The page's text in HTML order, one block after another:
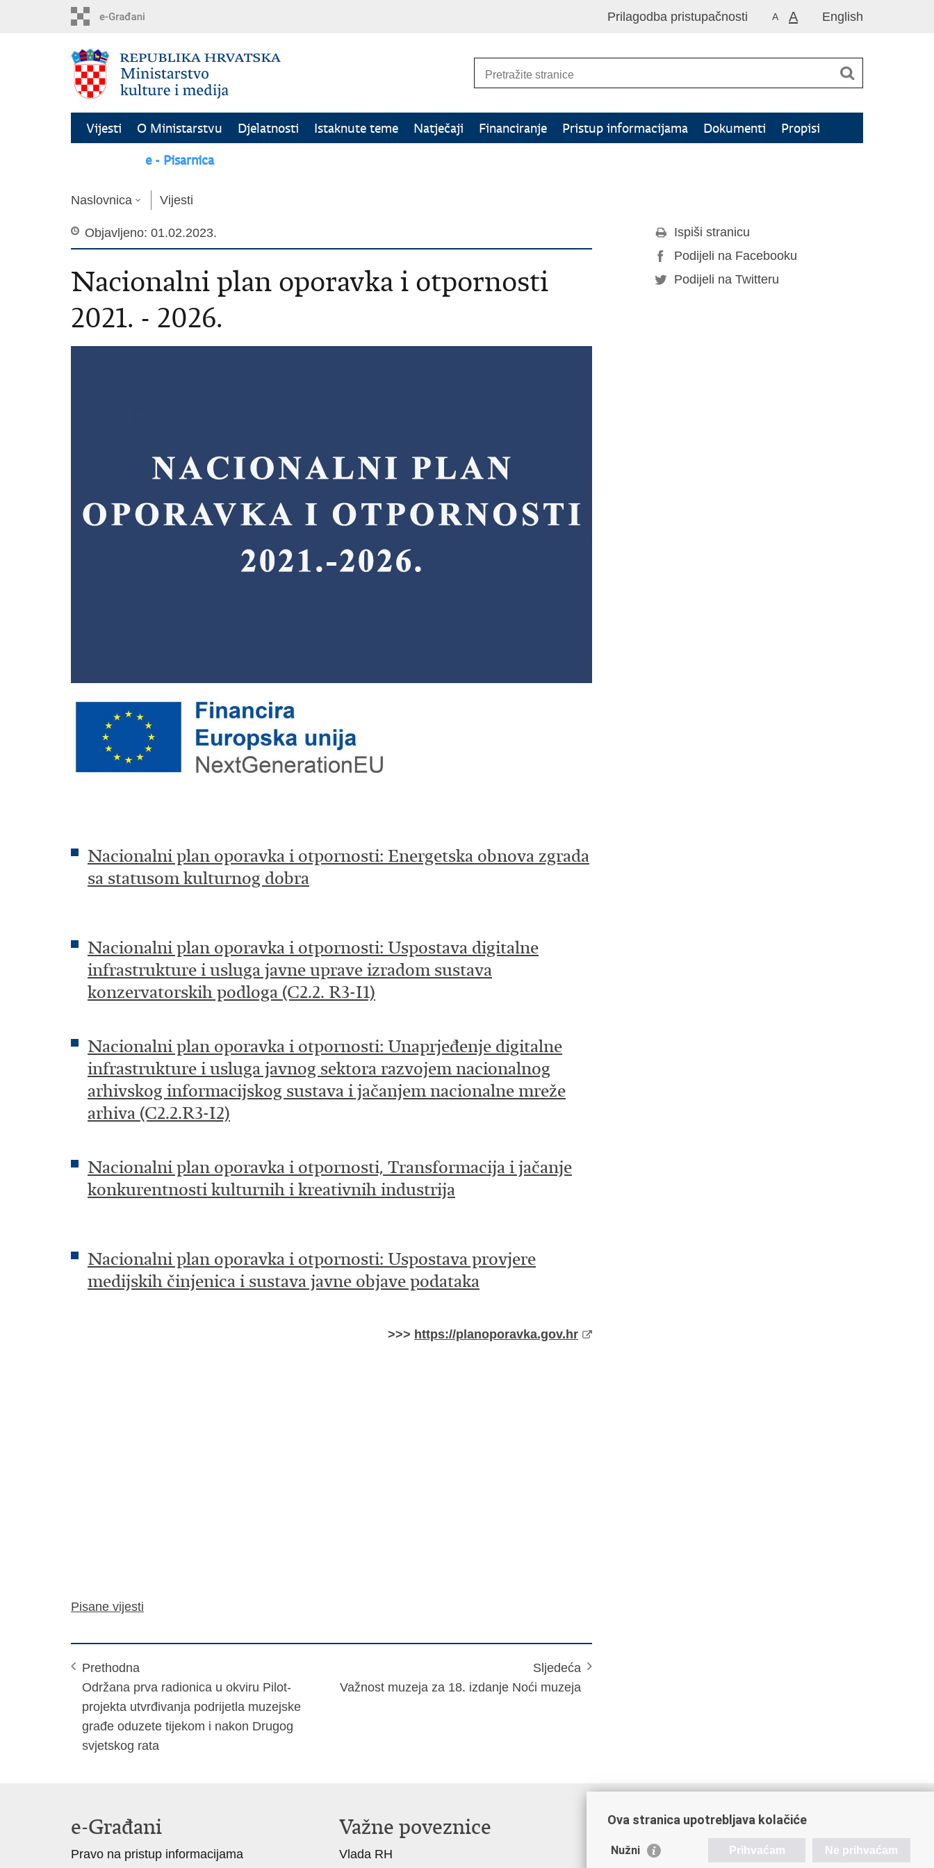
English
A A
Prilagodba pristupačnosti
Vijesti O Ministarstvu Djelatnosti Istaknute teme Natječaji Financiranje Pristup informacijama Dokumenti
Propisi
e - Pisarnica
Naslovnica Vijesti
Objavljeno: 01.02.2023.
Nacionalni plan oporavka i otpornosti
2021. - 2026.
Nacionalni plan oporavka i otpornosti: Energetska obnova zgrada
sa statusom kulturnog dobra
Nacionalni plan oporavka i otpornosti: Uspostava digitalne
infrastrukture i usluga javne uprave izradom sustava
konzervatorskih podloga (C2.2. R3-I1)
Nacionalni plan oporavka i otpornosti: Unaprjeđenje digitalne
infrastrukture i usluga javnog sektora razvojem nacionalnog
arhivskog informacijskog sustava i jačanjem nacionalne mreže
arhiva (C2.2.R3-I2)
Nacionalni plan oporavka i otpornosti, Transformacija i jačanje
konkurentnosti kulturnih i kreativnih industrija
Nacionalni plan oporavka i otpornosti: Uspostava provjere
medijskih činjenica i sustava javne objave podataka
>>> https://planoporavka.gov.hr
Pisane vijesti
Prethodna
Održana prva radionica u okviru Pilot-
projekta utvrđivanja podrijetla muzejske
građe oduzete tijekom i nakon Drugog
svjetskog rata
Sljedeća
Važnost muzeja za 18. izdanje Noći muzeja
Ispiši stranicu
Podijeli na Facebooku
Podijeli na Twitteru
e-Građani
Pravo na pristup informacijama
Važne poveznice
Vlada RH
Ostale poveznice
Hrvatski restauratorski zavod
Ova stranica upotrebljava kolačiće
Nužni Prihvaćam Ne prihvaćam